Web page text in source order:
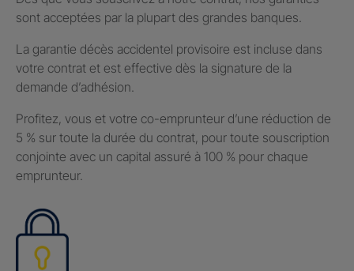
sont acceptées par la plupart des grandes banques.
La garantie décès accidentel provisoire est incluse dans
votre contrat et est effective dès la signature de la
demande d’adhésion.
Profitez, vous et votre co-emprunteur d’une réduction de
5 % sur toute la durée du contrat, pour toute souscription
conjointe avec un capital assuré à 100 % pour chaque
emprunteur.